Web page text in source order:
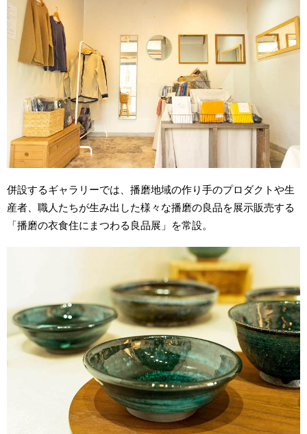
併設するギャラリーでは、播磨地域の作り手のプロダクトや生
産者、職人たちが生み出した様々な播磨の良品を展示販売する
「播磨の衣食住にまつわる良品展」を常設。